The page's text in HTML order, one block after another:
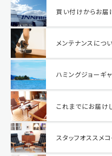
買い付けからお届
メンテナンスにつ
ハミングジョーギ
これまでにお届け
スタッフオススメ